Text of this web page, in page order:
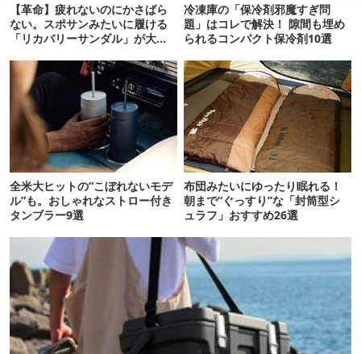
【革命】疲れないのにかさばら
ない。スポサンみたいに履ける
「リカバリーサンダル」が大本
冷凍庫の「保冷剤邪魔すぎ問
題」はコレで解決！ 隙間も埋め
られるコンパクト保冷剤10選
全米大ヒットの“こぼれないモデ
ル”も。おしゃれなストロー付き
タンブラー9選
布団みたいにゆったり眠れる！
朝まで“ぐっすり”な「封筒型シ
ュラフ」おすすめ26選